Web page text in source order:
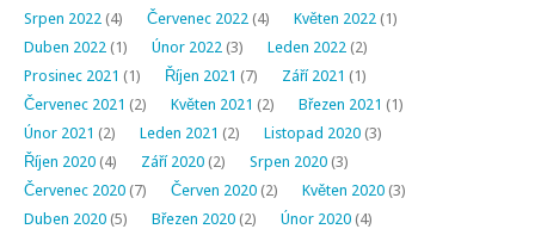
Srpen 2022 (4) Červenec 2022 (4) Květen 2022 (1)
Duben 2022 (1) Únor 2022 (3) Leden 2022 (2)
Prosinec 2021 (1) Říjen 2021 (7) Září 2021 (1)
Červenec 2021 (2) Květen 2021 (2) Březen 2021 (1)
Únor 2021 (2) Leden 2021 (2) Listopad 2020 (3)
Říjen 2020 (4) Září 2020 (2) Srpen 2020 (3)
Červenec 2020 (7) Červen 2020 (2) Květen 2020 (3)
Duben 2020 (5) Březen 2020 (2) Únor 2020 (4)